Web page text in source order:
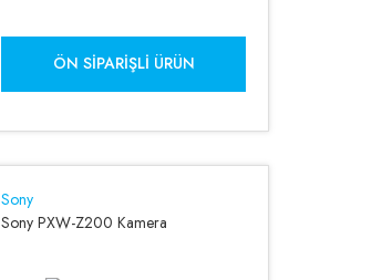
ÖN SIPARIŞLI ÜRÜN
Sony
Sony PXW-Z200 Kamera